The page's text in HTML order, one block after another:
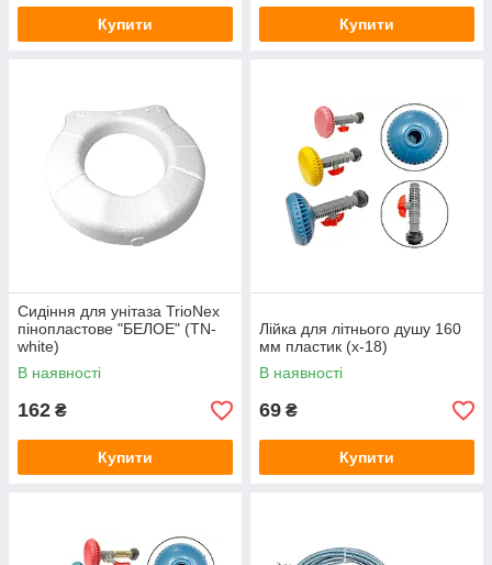
Купити Купити
Сидіння для унітаза TrioNex
пінопластове "БЕЛОЕ" (TN-
white)
В наявності
162 ₴
Купити
Лійка для літнього душу 160
мм пластик (х-18)
В наявності
69 ₴
Купити